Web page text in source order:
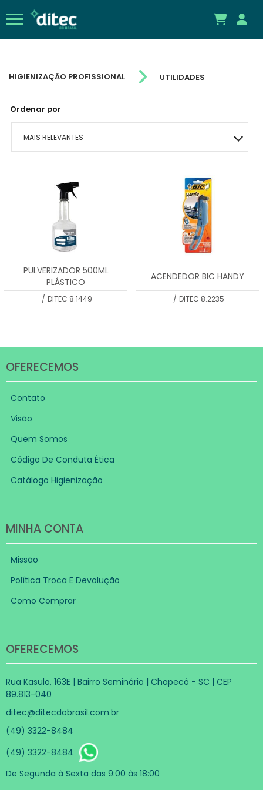
HIGIENIZAÇÃO PROFISSIONAL UTILIDADES
Ordenar por
MAIS RELEVANTES
PULVERIZADOR 500ML
PLÁSTICO
/ DITEC 8.1449
ACENDEDOR BIC HANDY
/ DITEC 8.2235
OFERECEMOS
Contato
Visão
Quem Somos
Código De Conduta Ética
Catálogo Higienização
MINHA CONTA
Missão
Política Troca E Devolução
Como Comprar
OFERECEMOS
Rua Kasulo, 163E | Bairro Seminário | Chapecó - SC | CEP
89.813-040
ditec@ditecdobrasil.com.br
(49) 3322-8484
(49) 3322-8484
De Segunda à Sexta das 9:00 às 18:00